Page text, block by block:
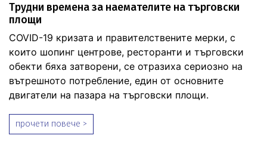
Трудни времена за наемателите на търговски
площи
COVID-19 кризата и правителствените мерки, с
които шопинг центрове, ресторанти и търговски
обекти бяха затворени, се отразиха сериозно на
вътрешното потребление, един от основните
двигатели на пазара на търговски площи.
прочети повече >